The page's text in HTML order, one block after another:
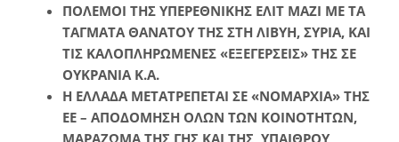
ΠΟΛΕΜΟΙ ΤΗΣ ΥΠΕΡΕΘΝΙΚΗΣ ΕΛΙΤ ΜΑΖΙ ΜΕ ΤΑ
ΤΑΓΜΑΤΑ ΘΑΝΑΤΟΥ ΤΗΣ ΣΤΗ ΛΙΒΥΗ, ΣΥΡΙΑ, ΚΑΙ
ΤΙΣ ΚΑΛΟΠΛΗΡΩΜΕΝΕΣ «ΕΞΕΓΕΡΣΕΙΣ» ΤΗΣ ΣΕ
ΟΥΚΡΑΝΙΑ Κ.Α.
Η ΕΛΛΑΔΑ ΜΕΤΑΤΡΕΠΕΤΑΙ ΣΕ «ΝΟΜΑΡΧΙΑ» ΤΗΣ
ΕΕ – ΑΠΟΔΟΜΗΣΗ ΟΛΩΝ ΤΩΝ ΚΟΙΝΟΤΗΤΩΝ,